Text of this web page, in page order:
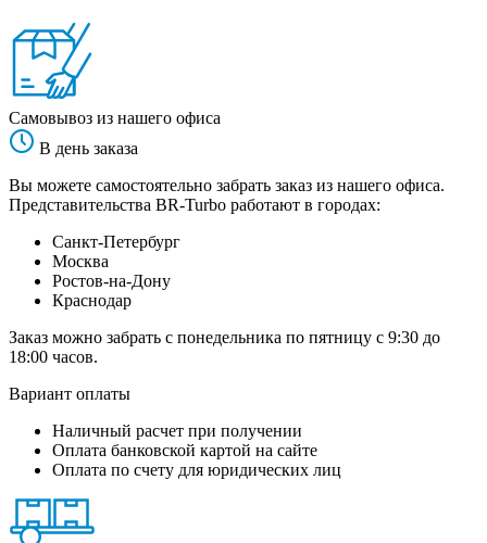
Самовывоз из нашего офиса
В день заказа
Вы можете самостоятельно забрать заказ из нашего офиса.
Представительства BR-Turbo работают в городах:
Санкт-Петербург
Москва
Ростов-на-Дону
Краснодар
Заказ можно забрать с понедельника по пятницу с 9:30 до
18:00 часов.
Вариант оплаты
Наличный расчет при получении
Оплата банковской картой на сайте
Оплата по счету для юридических лиц